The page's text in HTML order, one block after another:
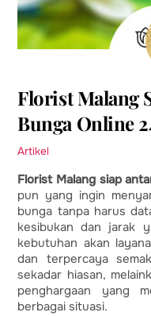
Florist Malang
Bunga Online
Artikel
Florist Malang siap
pun yang ingin
bunga tanpa harus
kesibukan dan jarak
kebutuhan akan
dan terpercaya
sekadar hiasan,
penghargaan yang
berbagai situasi.